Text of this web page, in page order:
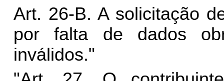
Art. 26-B. A solicitação
por falta de dados
inválidos."